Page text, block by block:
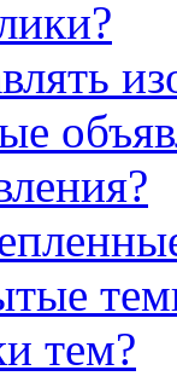
тем?